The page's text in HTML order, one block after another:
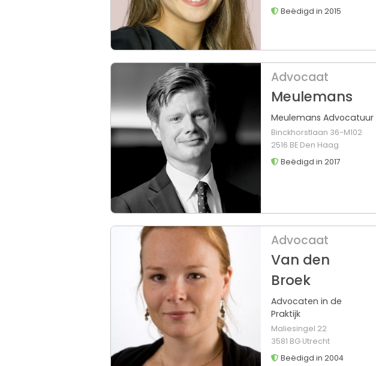
Beëdigd in 2015
Advocaat
Meulemans
Meulemans Advocatuur
Binckhorstlaan 36-M102
2516 BE Den Haag
Beëdigd in 2017
Advocaat
Van den
Broek
Advocaten in de
Praktijk
Maliesingel 22
3581 BG Utrecht
Beëdigd in 2004